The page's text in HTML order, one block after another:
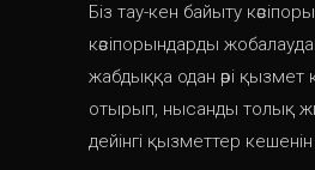
Біз тау-кен байыту
кәсіпорындарды
жабдыққа одан әрі қызмет
отырып, нысанды толық
дейінгі қызметтер